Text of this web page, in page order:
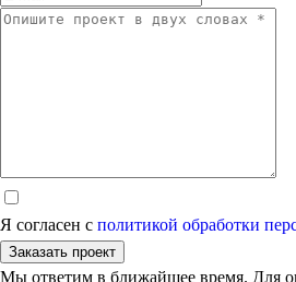
Я согласен с политикой обработки
Заказать проект
Мы ответим в ближайшее время. Для